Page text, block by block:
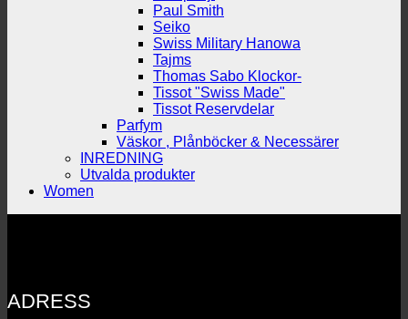
Paul Smith
Seiko
Swiss Military Hanowa
Tajms
Thomas Sabo Klockor-
Tissot "Swiss Made"
Tissot Reservdelar
Parfym
Väskor , Plånböcker & Necessärer
INREDNING
Utvalda produkter
Women
ADRESS